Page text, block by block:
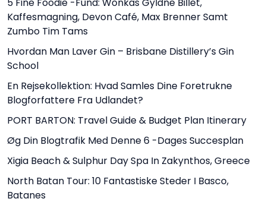
Kaffesmagning, Devon Café, Max Brenner Samt
Zumbo Tim Tams
Hvordan Man Laver Gin – Brisbane Distillery’s Gin
School
En Rejsekollektion: Hvad Samles Dine Foretrukne
Blogforfattere Fra Udlandet?
PORT BARTON: Travel Guide & Budget Plan Itinerary
Øg Din Blogtrafik Med Denne 6 -dages Succesplan
Xigia Beach & Sulphur Day Spa In Zakynthos, Greece
North Batan Tour: 10 Fantastiske Steder I Basco,
Batanes